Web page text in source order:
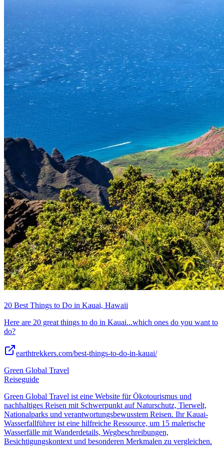
20 Best Things to Do in Kauai, Hawaii
Here are 20 great things to do in Kauai...which ones do you want to
do?
earthtrekkers.com/best-things-to-do-in-kauai/
Green Global Travel
Reiseguide
Green Global Travel ist eine Website für Ökotourismus und
nachhaltiges Reisen mit Schwerpunkt auf Naturschutz, Tierwelt,
Nationalparks und verantwortungsbewusstem Reisen. Ihr Kauai-
Wasserfallführer ist eine hilfreiche Ressource, um 15 malerische
Wasserfälle mit Wanderdetails, Wegbeschreibungen,
Besichtigungskontext und besonderen Merkmalen zu vergleichen.